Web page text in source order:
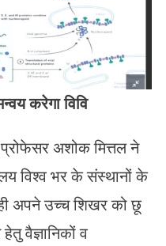
करेगा विवि
अशोक मित्तल ने
विश्व भर के संस्थानों के
अपने उच्च शिखर को छू
वैज्ञानिकों व